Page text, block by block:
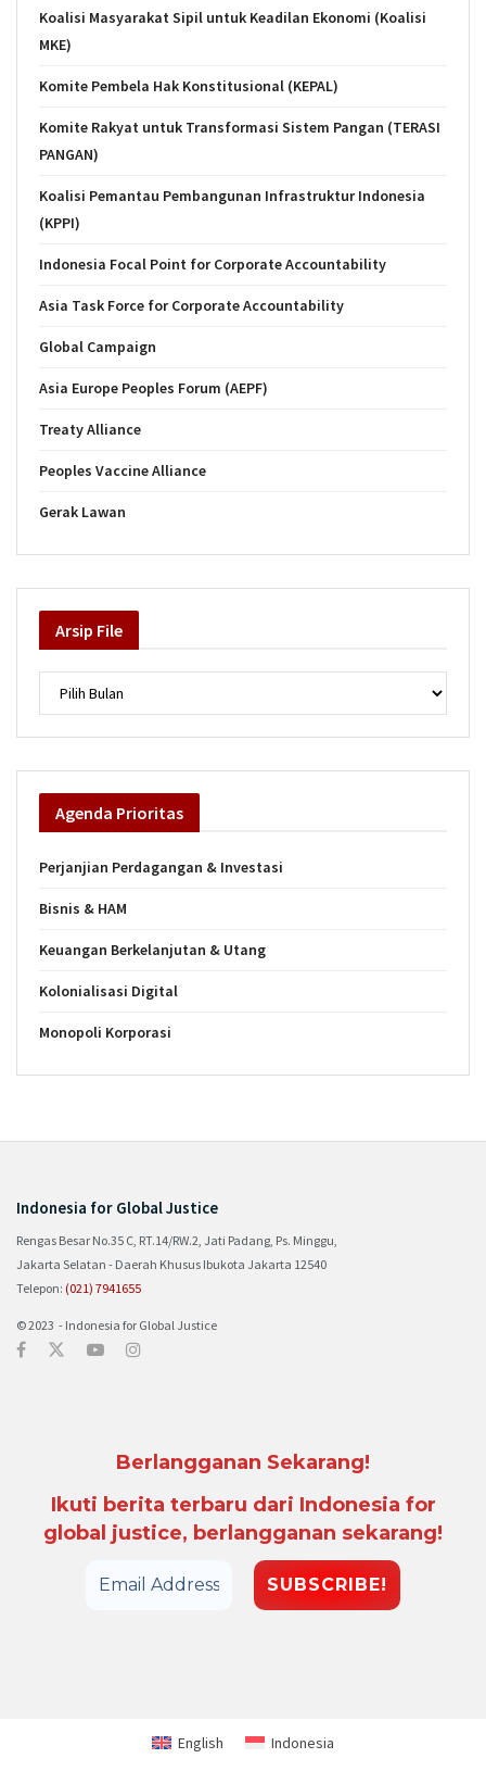
Koalisi Masyarakat Sipil untuk Keadilan Ekonomi (Koalisi
MKE)
Komite Pembela Hak Konstitusional (KEPAL)
Komite Rakyat untuk Transformasi Sistem Pangan (TERASI
PANGAN)
Koalisi Pemantau Pembangunan Infrastruktur Indonesia
(KPPI)
Indonesia Focal Point for Corporate Accountability
Asia Task Force for Corporate Accountability
Global Campaign
Asia Europe Peoples Forum (AEPF)
Treaty Alliance
Peoples Vaccine Alliance
Gerak Lawan
Arsip File
Agenda Prioritas
Perjanjian Perdagangan & Investasi
Bisnis & HAM
Keuangan Berkelanjutan & Utang
Kolonialisasi Digital
Monopoli Korporasi
Indonesia for Global Justice
Rengas Besar No.35 C, RT.14/RW.2, Jati Padang, Ps. Minggu,
Jakarta Selatan - Daerah Khusus Ibukota Jakarta 12540
Telepon: (021) 7941655
© 2023 - Indonesia for Global Justice
Berlangganan Sekarang!
Ikuti berita terbaru dari Indonesia for
global justice, berlangganan sekarang!
English Indonesia